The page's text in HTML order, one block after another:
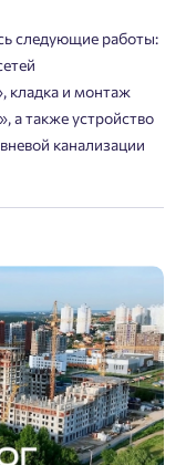
следующие работы:
кладка и монтаж
а также устройство
канализации
номер
ниже
или